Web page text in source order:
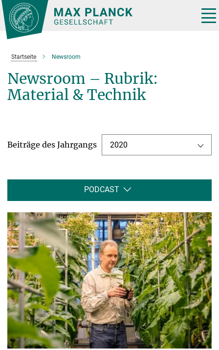
Hauptinhalt
Startseite Newsroom
Newsroom – Rubrik:
Material & Technik
Beiträge des Jahrgangs 2020
PODCAST